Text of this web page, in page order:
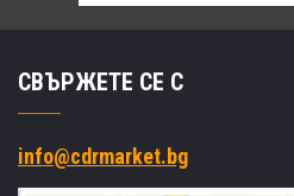
СВЪРЖЕТЕ СЕ С
info@cdrmarket.bg